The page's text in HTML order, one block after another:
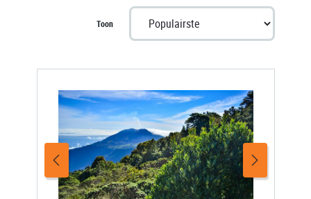
Toon